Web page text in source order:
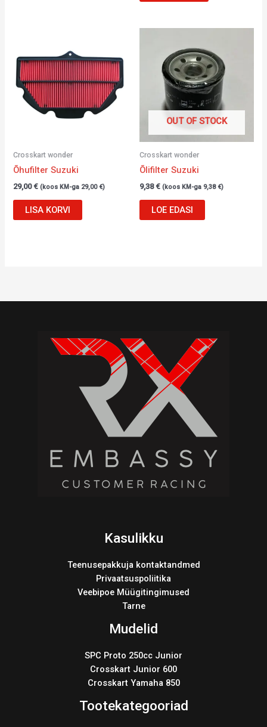
Crosskart wonder
Õhufilter Suzuki
29,00€ (koos KM-ga 29,00 €)
LISA KORVI
OUT OF STOCK
Crosskart wonder
Õlifilter Suzuki
9,38€ (koos KM-ga 9,38 €)
LOE EDASI
Kasulikku
Teenusepakkuja kontaktandmed
Privaatsuspoliitika
Veebipoe Müügitingimused
Tarne
Mudelid
SPC Proto 250cc Junior
Crosskart Junior 600
Crosskart Yamaha 850
Tootekategooriad